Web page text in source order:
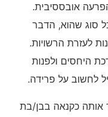
אובססיבית.
סוג שהוא, הדבר
לעזרת הרשויות.
היחסים ולפנות
לחשוב על פרידה.
אותה כקנאה בבן/בת